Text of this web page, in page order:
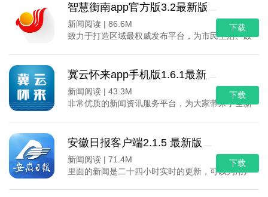
智慧衡南app官方版3.2最新版
新闻阅读 | 86.6M
致力于打造区域最权威发布平台，为市民生活、政府
下载
冀云怀来app手机版1.6.1最新版
新闻阅读 | 43.3M
非常优质的新闻资讯服务平台，为大家带来了全新的
下载
安徽日报客户端2.1.5 最新版
新闻阅读 | 71.4M
里面的新闻是二十四小时实时的更新，可以为用户带
下载